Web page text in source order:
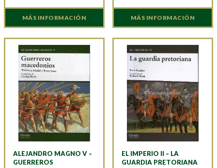
MÁS INFORMACIÓN MÁS INFORMACIÓN
ALEJANDRO MAGNO V –
GUERREROS
EL IMPERIO II – LA
GUARDIA PRETORIANA